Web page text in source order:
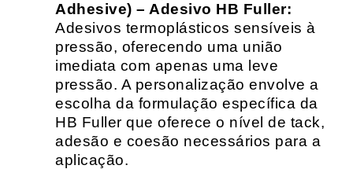
Adhesive) – Adesivo HB Fuller:
Adesivos termoplásticos sensíveis à
pressão, oferecendo uma união
imediata com apenas uma leve
pressão. A personalização envolve a
escolha da formulação específica da
HB Fuller que oferece o nível de tack,
adesão e coesão necessários para a
aplicação.